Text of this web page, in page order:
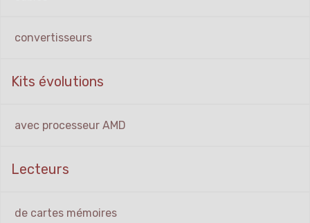
convertisseurs
Kits évolutions
avec processeur AMD
Lecteurs
de cartes mémoires